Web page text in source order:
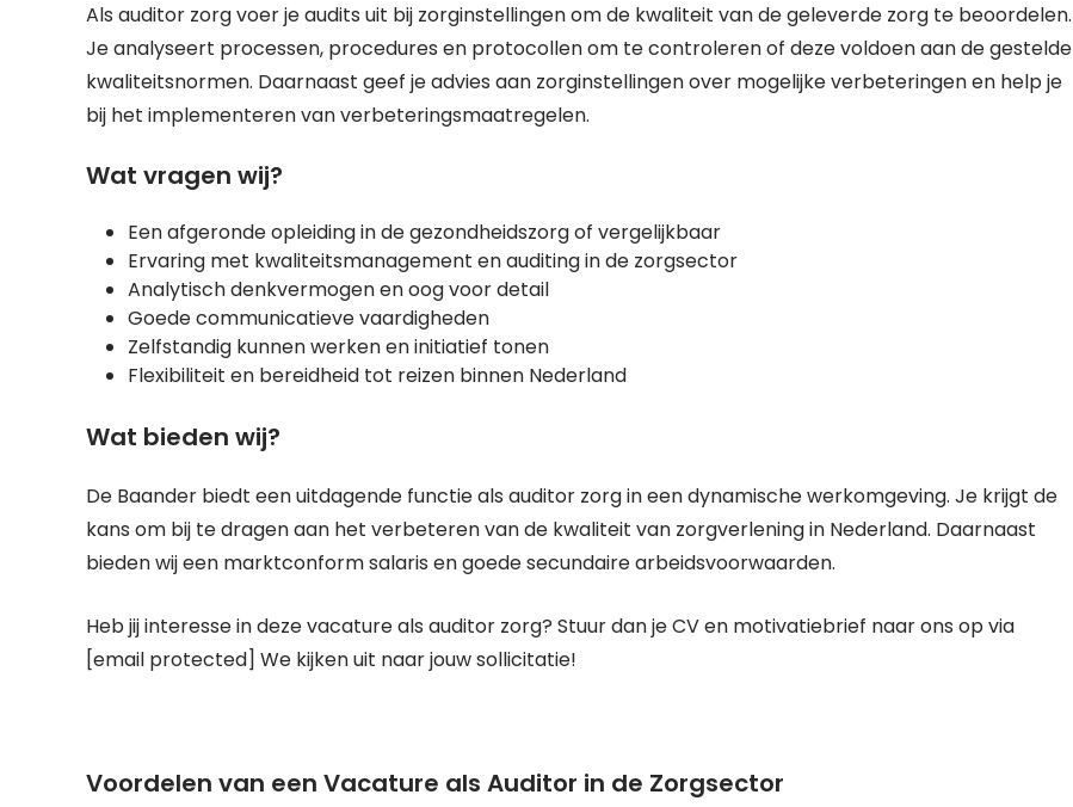
Als auditor zorg voer je audits uit bij zorginstellingen om de kwaliteit van de geleverde zorg te beoordelen.
Je analyseert processen, procedures en protocollen om te controleren of deze voldoen aan de gestelde
kwaliteitsnormen. Daarnaast geef je advies aan zorginstellingen over mogelijke verbeteringen en help je
bij het implementeren van verbeteringsmaatregelen.
Wat vragen wij?
Een afgeronde opleiding in de gezondheidszorg of vergelijkbaar
Ervaring met kwaliteitsmanagement en auditing in de zorgsector
Analytisch denkvermogen en oog voor detail
Goede communicatieve vaardigheden
Zelfstandig kunnen werken en initiatief tonen
Flexibiliteit en bereidheid tot reizen binnen Nederland
Wat bieden wij?
De Baander biedt een uitdagende functie als auditor zorg in een dynamische werkomgeving. Je krijgt de
kans om bij te dragen aan het verbeteren van de kwaliteit van zorgverlening in Nederland. Daarnaast
bieden wij een marktconform salaris en goede secundaire arbeidsvoorwaarden.
Heb jij interesse in deze vacature als auditor zorg? Stuur dan je CV en motivatiebrief naar ons op via
[email protected] We kijken uit naar jouw sollicitatie!
Voordelen van een Vacature als Auditor in de Zorgsector